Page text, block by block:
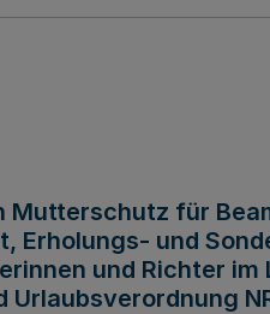
Mutterschutz für
Erholungs- und
und Richter im